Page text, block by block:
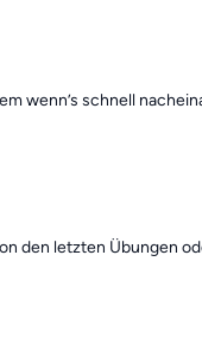
wenn’s schnell
den letzten Übungen